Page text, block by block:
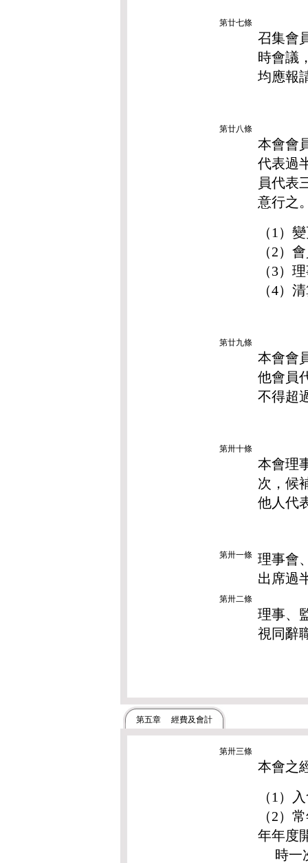
第廿七條
召集會
時會議
均應報
第廿八條
本會會
代表過
員代表
意行之
（1）
（2）
（3）
（4）
第廿九條
本會會
他會員
不得超
第卅十條
本會理
次，候
他人代
第卅一條
理事會
出席過
第卅二條
理事、
視同辭
第五章 經費及會計
第卅三條
本會之
（1）
（2）
年年度
時一